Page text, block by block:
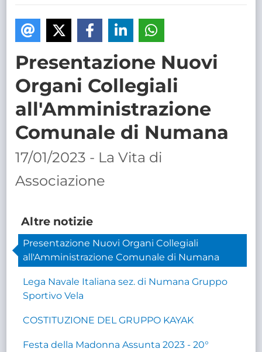
Presentazione Nuovi
Organi Collegiali
all'Amministrazione
Comunale di Numana
17/01/2023 - La Vita di
Associazione
Altre notizie
Presentazione Nuovi Organi Collegiali
all'Amministrazione Comunale di Numana
Lega Navale Italiana sez. di Numana Gruppo
Sportivo Vela
COSTITUZIONE DEL GRUPPO KAYAK
Festa della Madonna Assunta 2023 - 20°